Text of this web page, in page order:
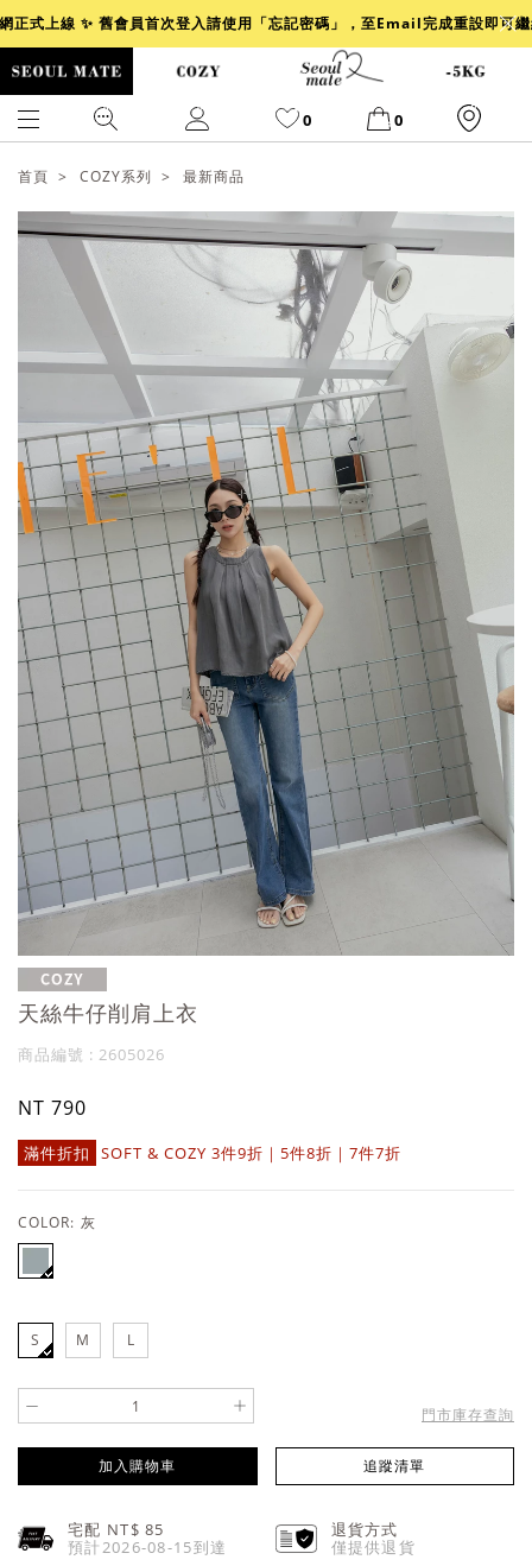
正式上線 ✨ 舊會員首次登入請使用「忘記密碼」，至Email完成重設即可
0 0
爆乳 背心 洋裝 舒芙蕾
小香風 小香 牛仔
襯衫 褲裙 牛仔裙 冰感
首頁 COZY系列 最新商品
天絲牛仔削肩上衣
商品編號 : 2605026
NT 790
滿件折扣 SOFT & COZY 3件9折｜5件8折｜7件7折
COLOR: 灰
S M L
- + 門市庫存查詢
加入購物車 追蹤清單
宅配 NT$85
預計2026-08-15到達
退貨方式
僅提供退貨